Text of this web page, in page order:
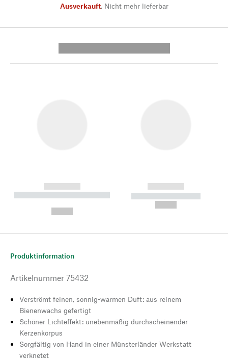
Ausverkauft, Nicht mehr lieferbar
------------
----------- ----------- --------
------------
----------- -----------
Produktinformation
Artikelnummer 75432
Verströmt feinen, sonnig-warmen Duft: aus reinem
Bienenwachs gefertigt
Schöner Lichteffekt: unebenmäßig durchscheinender
Kerzenkorpus
Sorgfältig von Hand in einer Münsterländer Werkstatt
verknetet